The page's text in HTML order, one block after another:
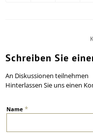
Schreiben Sie
An Diskussionen teilnehmen
Hinterlassen Sie uns einen
Name*